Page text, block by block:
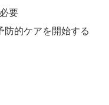
要
防的ケアを開始する